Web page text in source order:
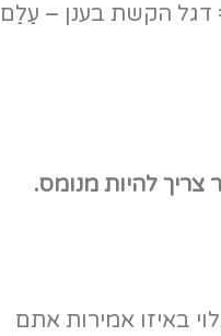
דגל הקשת בענן – עַלַם
צריך להיות מנומס.
באיזו אמירות אתם